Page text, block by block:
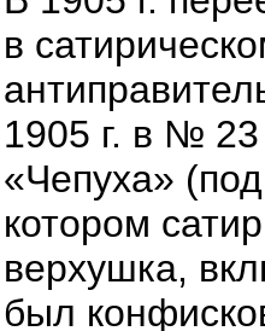
в
1905 г. в №
«Чепуха»
котором
верхушка,
был